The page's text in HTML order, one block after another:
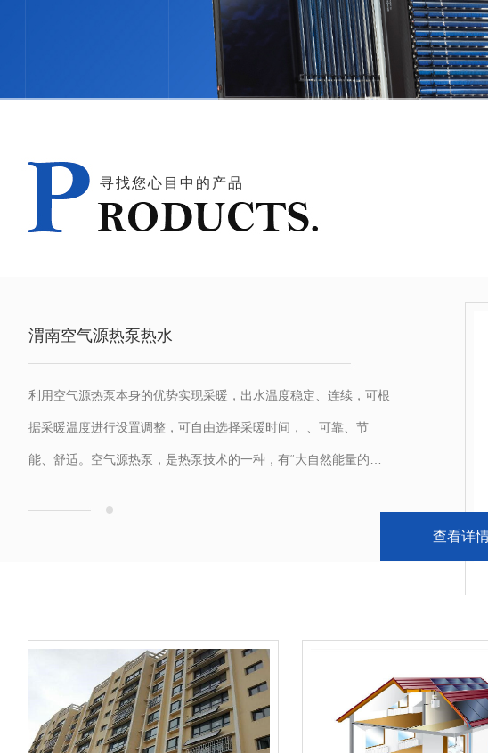
寻找您心目中的产品
渭南空气源热泵热水
利用空气源热泵本身的优势实现采暖，出水温度稳定、连续，可根
据采暖温度进行设置调整，可自由选择采暖时间， 、可靠、节
能、舒适。空气源热泵，是热泵技术的一种，有“大自然能量的搬
查看详